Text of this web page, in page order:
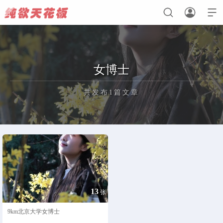



纯真无瑕
女博士
共发布1篇文章
正在为您加载新内容
13 张
9km北京大学女博士